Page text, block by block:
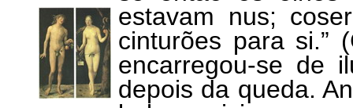
estavam nus;
cinturões para si.”
encarregou-se de
depois da queda.